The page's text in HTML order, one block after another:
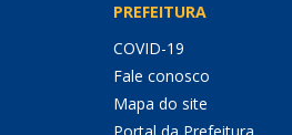
PREFEITURA
COVID-19
Fale conosco
Mapa do site